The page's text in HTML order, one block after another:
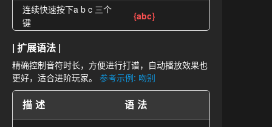
连续快速按下a b c 三个
键
{abc}
| 扩展语法 |
精确控制音符时长，方便进行打谱，自动播放效果也
更好，适合进阶玩家。参考示例: 吻别
描述 语法